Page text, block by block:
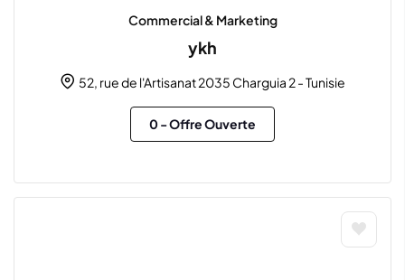
Commercial & Marketing
ykh
52, rue de l'Artisanat 2035 Charguia 2 - Tunisie
0- Offre Ouverte